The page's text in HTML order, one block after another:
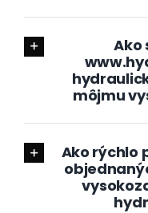
Ako
môjmu
Ako rýchlo